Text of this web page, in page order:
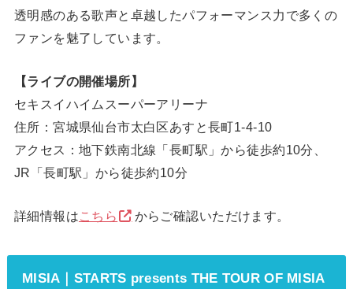
透明感のある歌声と卓越したパフォーマンス力で多くの
ファンを魅了しています。
【ライブの開催場所】
セキスイハイムスーパーアリーナ
住所：宮城県仙台市太白区あすと長町1-4-10
アクセス：地下鉄南北線「長町駅」から徒歩約10分、
JR「長町駅」から徒歩約10分
詳細情報はこちら からご確認いただけます。
MISIA｜STARTS presents THE TOUR OF MISIA